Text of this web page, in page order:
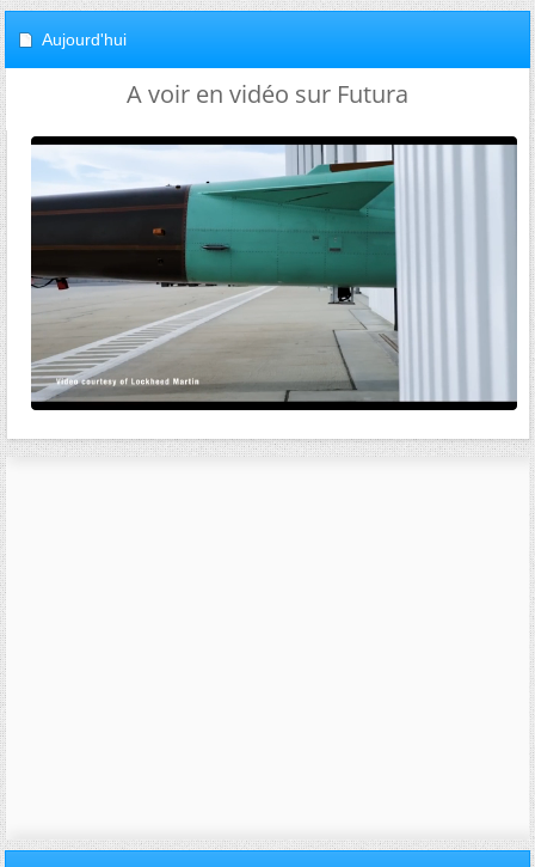
Aujourd'hui
A voir en vidéo sur Futura